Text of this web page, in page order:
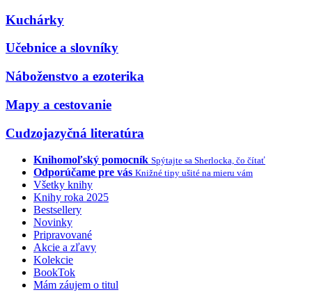
Kuchárky
Učebnice a slovníky
Náboženstvo a ezoterika
Mapy a cestovanie
Cudzojazyčná literatúra
Knihomoľský pomocník Spýtajte sa Sherlocka, čo čítať
Odporúčame pre vás Knižné tipy ušité na mieru vám
Všetky knihy
Knihy roka 2025
Bestsellery
Novinky
Pripravované
Akcie a zľavy
Kolekcie
BookTok
Mám záujem o titul